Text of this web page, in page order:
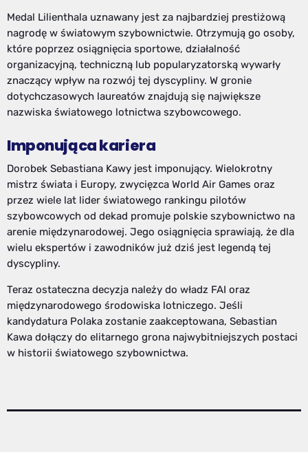
Medal Lilienthala uznawany jest za najbardziej prestiżową
nagrodę w światowym szybownictwie. Otrzymują go osoby,
które poprzez osiągnięcia sportowe, działalność
organizacyjną, techniczną lub popularyzatorską wywarły
znaczący wpływ na rozwój tej dyscypliny. W gronie
dotychczasowych laureatów znajdują się największe
nazwiska światowego lotnictwa szybowcowego.
Imponująca kariera
Dorobek Sebastiana Kawy jest imponujący. Wielokrotny
mistrz świata i Europy, zwycięzca World Air Games oraz
przez wiele lat lider światowego rankingu pilotów
szybowcowych od dekad promuje polskie szybownictwo na
arenie międzynarodowej. Jego osiągnięcia sprawiają, że dla
wielu ekspertów i zawodników już dziś jest legendą tej
dyscypliny.
Teraz ostateczna decyzja należy do władz FAI oraz
międzynarodowego środowiska lotniczego. Jeśli
kandydatura Polaka zostanie zaakceptowana, Sebastian
Kawa dołączy do elitarnego grona najwybitniejszych postaci
w historii światowego szybownictwa.